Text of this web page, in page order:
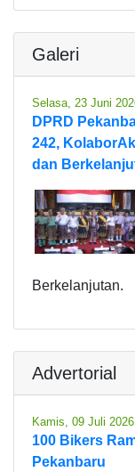
Galeri
Selasa, 23 Juni
DPRD
242,
dan
Berkelanjutan.
Advertorial
Kamis, 09 Juli 2026
100 Bikers
Pekanbaru